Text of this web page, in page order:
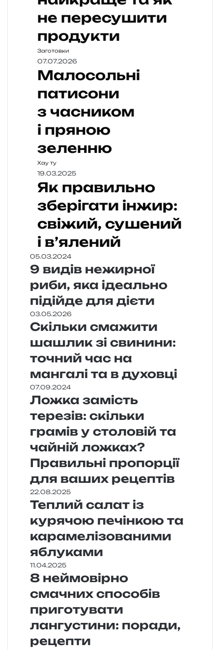
не пересушити
продукти
Заготовки
07.07.2026
Малосольні
патисони
з часником
і пряною
зеленню
Хау ту
19.03.2025
Як правильно
зберігати інжир:
свіжий, сушений
і в’ялений
05.03.2024
9 видів нежирної
риби, яка ідеально
підійде для дієти
03.05.2026
Скільки смажити
шашлик зі свинини:
точний час на
мангалі та в духовці
07.09.2024
Ложка замість
терезів: скільки
грамів у столовій та
чайній ложках?
Правильні пропорції
для ваших рецептів
22.08.2025
Теплий салат із
курячою печінкою та
карамелізованими
яблуками
11.04.2025
8 неймовірно
смачних способів
приготувати
лангустини: поради,
рецепти